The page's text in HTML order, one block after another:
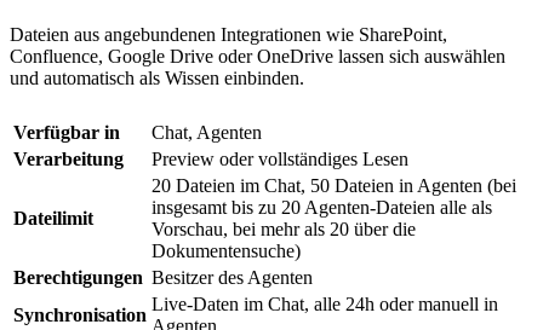
Dateien aus angebundenen Integrationen wie SharePoint,
Confluence, Google Drive oder OneDrive lassen sich auswählen
und automatisch als Wissen einbinden.
Verfügbar in
Chat, Agenten
Verarbeitung
Preview oder vollständiges Lesen
Dateilimit
20 Dateien im Chat, 50 Dateien in Agenten (bei
insgesamt bis zu 20 Agenten-Dateien alle als
Vorschau, bei mehr als 20 über die
Dokumentensuche)
Berechtigungen Besitzer des Agenten
Synchronisation
Live-Daten im Chat, alle 24h oder manuell in
Agenten